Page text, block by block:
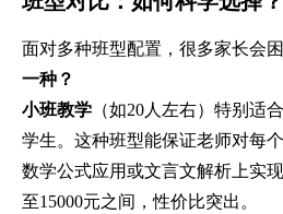
面对多种班型配置，很多家长会困
一种？
小班教学 （如20人左右）特别适
学生。这种班型能保证老师对每
数学公式应用或文言文解析上实
至15000元之间，性价比突出。